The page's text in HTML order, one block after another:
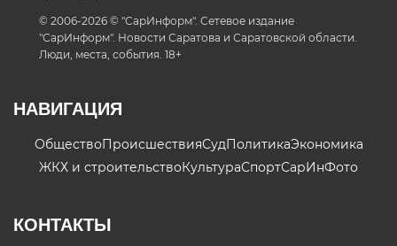
© 2006-2026 © "СарИнформ". Сетевое издание
"СарИнформ". Новости Саратова и Саратовской области.
Люди, места, события. 18+
НАВИГАЦИЯ
ОбществоПроисшествияСудПолитикаЭкономика
ЖКХ и строительствоКультураСпортСарИнФото
КОНТАКТЫ